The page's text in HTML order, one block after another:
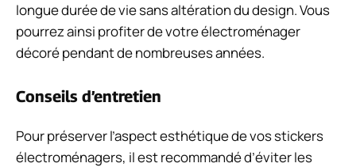
longue durée de vie sans altération du design. Vous
pourrez ainsi profiter de votre électroménager
décoré pendant de nombreuses années.
Conseils d’entretien
Pour préserver l’aspect esthétique de vos stickers
électroménagers, il est recommandé d’éviter les